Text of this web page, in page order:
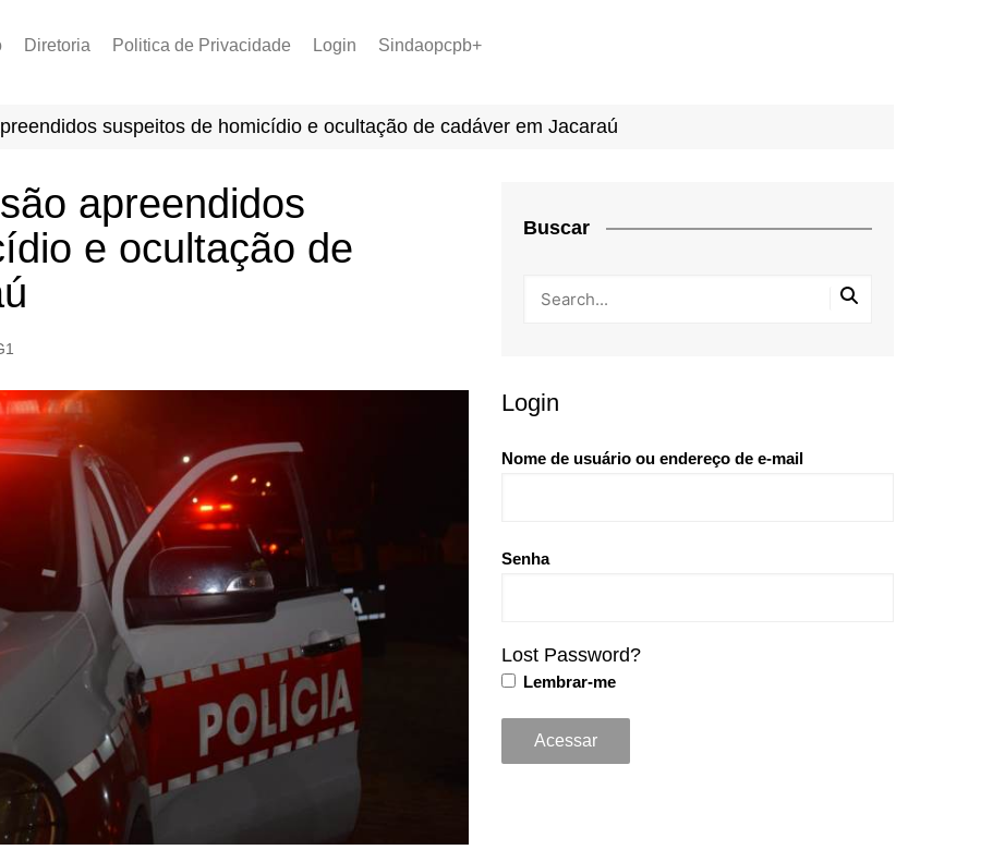
Diretoria
PCCR 2022
Tabela de Venc. 2025
Politica de Privacidade Login Sindaopcpb+
suspeitos de homicídio e ocultação de cadáver em Jacaraú
apreendidos
e ocultação de
Buscar
Login
Nome de usuário ou endereço de e-mail
Senha
Lost Password?
Lembrar-me